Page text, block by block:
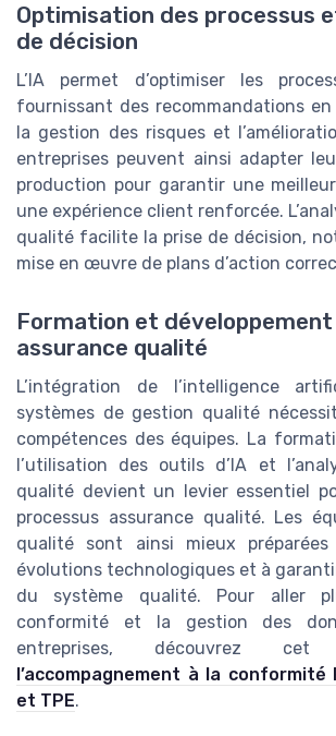
Optimisation des processus
de décision
L’IA permet d’optimiser les
fournissant des recommandations
la gestion des risques et
entreprises peuvent ainsi adapter
production pour garantir une
une expérience client renforcée.
qualité facilite la prise de décision,
mise en œuvre de plans d’action
Formation et développement
assurance qualité
L’intégration de l’intelligence
systèmes de gestion qualité
compétences des équipes. La
l’utilisation des outils d’IA et
qualité devient un levier essentiel
processus assurance qualité. Les
qualité sont ainsi mieux
évolutions technologiques et à
du système qualité. Pour aller
conformité et la gestion des
entreprises, découvrez
l’accompagnement à la conformité
et TPE.